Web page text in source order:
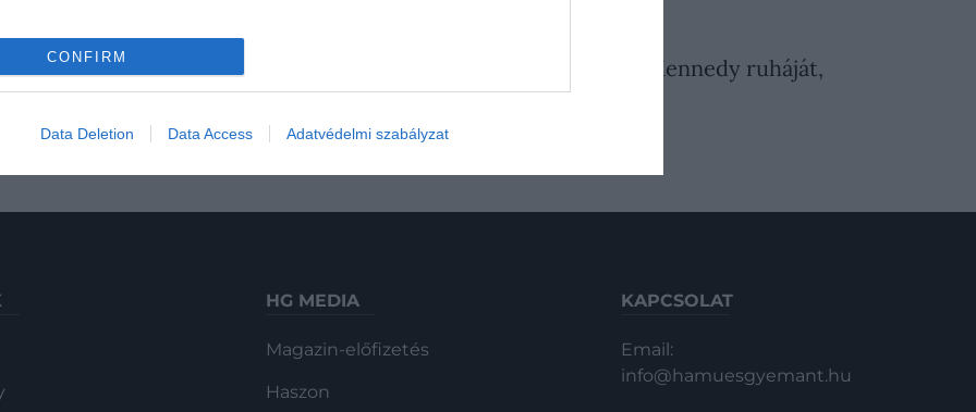
CONFIRM
Data Deletion Data Access Adatvédelmi szabályzat
festette a haját
Férje agya és vére borította Jackie Kennedy ruháját,
ő…
HG MEDIA
Magazin-előfizetés
Haszon
KAPCSOLAT
Email:
info@hamuesgyemant.hu